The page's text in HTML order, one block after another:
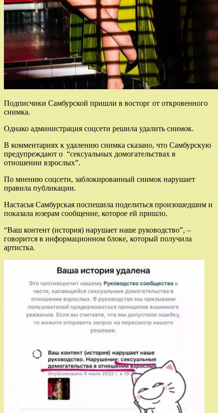
Подписчики Самбурской пришли в восторг от откровенного
снимка.
Однако администрация соцсети решила удалить снимок.
В комментариях к удалению снимка сказано, что Самбурскую
предупреждают о “сексуальных домогательствах в
отношении взрослых”.
По мнению соцсети, заблокированный снимок нарушает
правила публикации.
Настасья Самбурская поспешила поделиться произошедшим и
показала юзерам сообщение, которое ей пришло.
“Ваш контент (история) нарушает наше руководство”, –
говорится в информационном блоке, который получила
артистка.